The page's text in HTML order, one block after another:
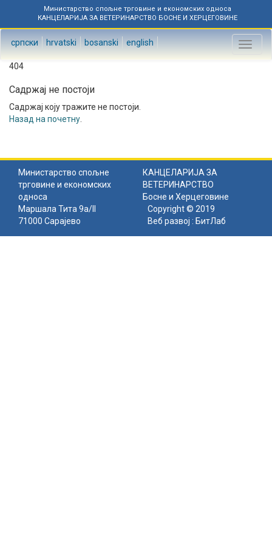
Министарство спољне трговине и економских односа
КАНЦЕЛАРИЈА ЗА ВЕТЕРИНАРСТВО БОСНЕ И ХЕРЦЕГОВИНЕ
српски hrvatski bosanski english
Toggle
404
Садржај не постоји
Садржај коју тражите не постоји.
Назад на почетну
Министарство спољне
трговине и економских
односа
КАНЦЕЛАРИЈА ЗА
ВЕТЕРИНАРСТВО
Босне и Херцеговине
Маршала Тита 9а/II
71000 Сарајево
Copyright © 2019
Веб развој : БитЛаб